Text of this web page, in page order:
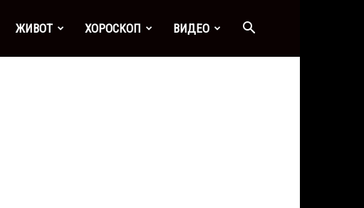
ЖИВОТ ХОРОСКОП ВИДЕО